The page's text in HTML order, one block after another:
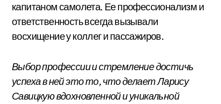
капитаном самолета. Ее профессионализм и
ответственность всегда вызывали
восхищение у коллег и пассажиров.
Выбор профессии и стремление достичь
успеха в ней это то, что делает Ларису
Савицкую вдохновленной и уникальной